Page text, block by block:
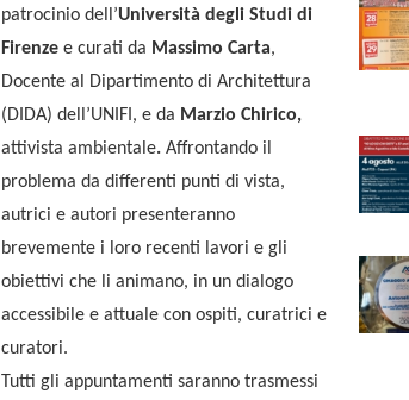
patrocinio dell’Università degli Studi di
Firenze e curati da Massimo Carta,
Docente al Dipartimento di Architettura
(DIDA) dell’UNIFI, e da Marzio Chirico,
attivista ambientale. Affrontando il
problema da differenti punti di vista,
autrici e autori presenteranno
brevemente i loro recenti lavori e gli
obiettivi che li animano, in un dialogo
accessibile e attuale con ospiti, curatrici e
curatori.
Tutti gli appuntamenti saranno trasmessi